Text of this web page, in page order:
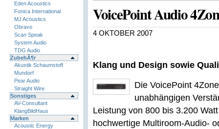
Eden Acoustics
Fonica International
MJ Acoustics
Obravo
Scan Speak
System Audio
TDG Audio
ZubehÃ¶r
Akustik Schaumstoff
Mundorf
Pear Audio
Straight Wire
Sonstiges
AV-Consultant
KlangBildHaus
Marken
Acoustic Energy
VoicePoint Audio
4 OKTOBER 2007
Klang und Design sowie
Die VoicePoint
unabhängigen
Leistung von 800 bis 3.200
hochwertige Multiroom-Audio-